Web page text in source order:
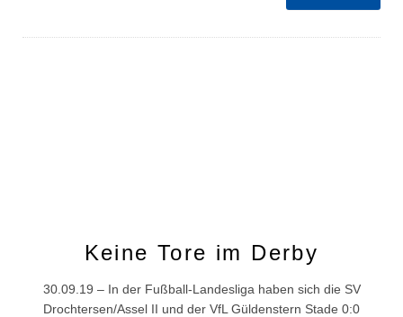
Keine Tore im Derby
30.09.19 – In der Fußball-Landesliga haben sich die SV
Drochtersen/Assel II und der VfL Güldenstern Stade 0:0